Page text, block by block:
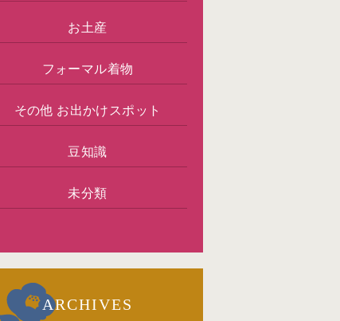
お土産
フォーマル着物
その他 お出かけスポット
豆知識
未分類
ARCHIVES